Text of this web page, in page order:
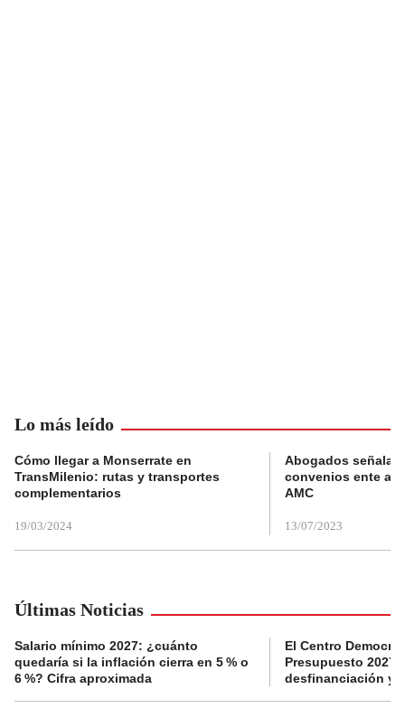
Lo más leído
Cómo llegar a Monserrate en
TransMilenio: rutas y transportes
complementarios
19/03/2024
Abogados
convenios ente
AMC
13/07/2023
Últimas Noticias
Salario mínimo 2027: ¿cuánto
quedaría si la inflación cierra en 5 % o
6 %? Cifra aproximada
El Centro
Presupuesto 2027
desfinanciación y